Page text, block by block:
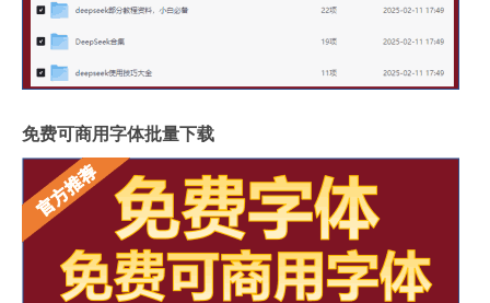
免费可商用字体批量下载